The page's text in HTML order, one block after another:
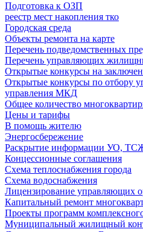
Подготовка к ОЗП
реестр мест накопления тко
Городская среда
Объекты ремонта на карте
Перечень подведомственных
Перечень управляющих
Открытые конкурсы на
Открытые конкурсы по отбору
управления МКД
Общее количество
Цены и тарифы
В помощь жителю
Энергосбережение
Раскрытие информации УО,
Концессионные соглашения
Схема теплоснабжения города
Схема водоснабжения
Лицензирование управляющих
Капитальный ремонт
Проекты программ
Муниципальный жилищный